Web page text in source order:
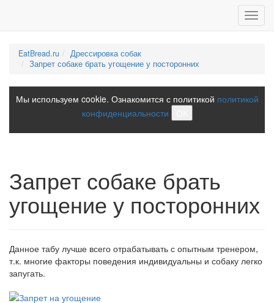
EatBread.ru
Дрессировка собак
Запрет собаке брать угощение у посторонних
Мы используем cookie. Ознакомится с политикой политикой
конфиденциальности
Запрет собаке брать
угощение у посторонних
Данное табу лучше всего отрабатывать с опытным тренером,
т.к. многие факторы поведения индивидуальны и собаку легко
запугать.